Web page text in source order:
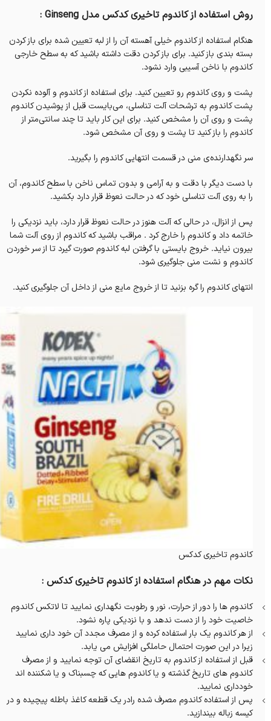
روش استفاده از کاندوم تاخیری کدکس مدل Ginseng :
هنگام استفاده از کاندوم خیلی آهسته آن را از لبه تعیین شده برای باز کردن
بسته بندی باز کنید. برای باز کردن دقت داشته باشید که به سطح خارجی
کاندوم با ناخن آسیبی وارد نشود.
پشت و روی کاندوم رو تعیین کنید. برای استفاده از کاندوم و آلوده نکردن
پشت کاندوم به ترشحات آلت تناسلی، می‌بایست قبل از پوشیدن کاندوم
پشت و روی آن را مشخص کنید. برای این کار باید تا چند سانتی‌متر از
کاندوم را باز کنید تا پشت و روی آن مشخص شود.
سر نگهدارنده‌ی منی در قسمت انتهایی کاندوم را بگیرید.
با دست دیگر با دقت و به آرامی و بدون تماس ناخن با سطح کاندوم، آن
را به روی آلت تناسلی خود که در حالت نعوظ قرار دارد بکشید.
پس از انزال، در حالی که آلت هنوز در حالت نعوظ قرار دارد، باید نزدیکی را
خاتمه داد و کاندوم را خارج کرد . مراقب باشید که کاندوم از روی آلت شما
بیرون نیاید. خروج بایستی با گرفتن لبه کاندوم صورت گیرد تا از سر خوردن
کاندوم و نشت منی جلوگیری شود.
انتهای کاندوم را گره بزنید تا از خروج مایع منی از داخل آن جلوگیری کنید.
کاندوم تاخیری کدکس
نکات مهم در هنگام استفاده از کاندوم تاخیری کدکس :
کاندوم ها را دور از حرارت، نور و رطوبت نگهداری نمایید تا لاتکس کاندوم
خاصیت خود را از دست ندهد و با نزدیکی پاره نشود.
از هر کاندوم یک بار استفاده کرده و از مصرف مجدد آن خود داری نمایید
زیرا در این صورت احتمال حاملگی افزایش می یابد.
قبل از استفاده از کاندوم به تاریخ انقضای آن توجه نمایید و از مصرف
کاندوم های تاریخ گذشته و یا کاندوم هایی که چسبناک و یا شکننده اند
خودداری نمایید.
پس از استفاده کاندوم مصرف شده رادر یک قطعه کاغذ باطله پیچیده و در
کیسه زباله بیندازید.